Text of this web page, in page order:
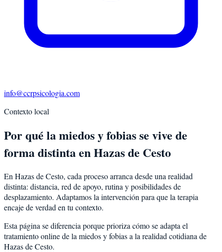
info@ccrpsicologia.com
Contexto local
Por qué la miedos y fobias se vive de
forma distinta en Hazas de Cesto
En Hazas de Cesto, cada proceso arranca desde una realidad
distinta: distancia, red de apoyo, rutina y posibilidades de
desplazamiento. Adaptamos la intervención para que la terapia
encaje de verdad en tu contexto.
Esta página se diferencia porque prioriza cómo se adapta el
tratamiento online de la miedos y fobias a la realidad cotidiana de
Hazas de Cesto.